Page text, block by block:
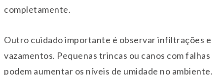
completamente.
Outro cuidado importante é observar infiltrações e
vazamentos. Pequenas trincas ou canos com falhas
podem aumentar os níveis de umidade no ambiente.